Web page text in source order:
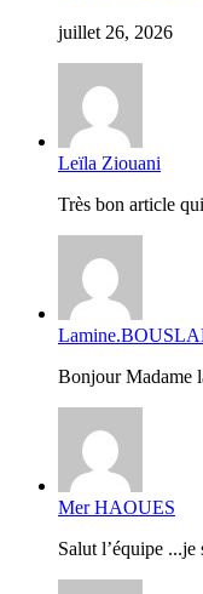
juillet 26, 2026
Leïla Ziouani
Très bon article
Bonjour Madame
Mer HAOUES
Salut l’équipe